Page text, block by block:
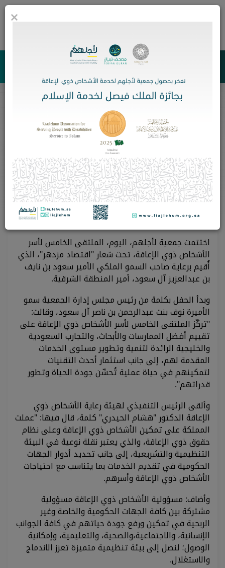
جمعية لأجلهم لخدمة الأشخاص ذوي الإعاقة
الأخبار و التقارير الإعلامية
برعاية أمير الشرقية.. "لأجلهم" تختتم الملتقى
الخامس لأسر الأشخاص ذوي الإعاقة
الرئيسية الأخبار و التقارير الإعلامية
برعاية أمير الشرقية.. "لأجلهم" تختتم
الملتقى الخامس لأسر الأشخاص ذوي الإعاقة
اختتمت جمعية لأجلهم، اليوم، الملتقى الخامس لأسر
الأشخاص ذوي الإعاقة، تحت شعار "اقتصاد مزدهر"، الذي
أُقيم برعاية صاحب السمو الملكي الأمير سعود بن نايف
بن عبدالعزيز آل سعود، أمير المنطقة الشرقية.
وبدأ الحفل بكلمة من رئيس مجلس إدارة الجمعية سمو
الأميرة نوف بنت عبدالرحمن بن ناصر آل سعود، وقالت:
"تركّز الملتقى الخامس لأسر الأشخاص ذوي الإعاقة على
تقييم أفضل الممارسات والأبحاث، والتجارب السعودية
والخليجية الرائدة لتنمية وتطوير مستوى الخدمات
المقدمة لهم، إلى جانب استثمار أحدث التقنيات
لتمكينهم في حياة عملية تُحسِّن جودة الحياة وتطور
قدراتهم".
وألقى الرئيس التنفيذي لهيئة رعاية الأشخاص ذوي
الإعاقة الدكتور "هشام الحيدري" كلمة، قال فيها: "عملت
المملكة على تمكين الأشخاص ذوي الإعاقة وعلى نظام
حقوق ذوي الإعاقة، والذي يعتبر نقلة نوعية في البيئة
التنظيمية والتشريعية، إلى جانب تحديد أدوار الجهات
الحكومية في تقديم الخدمات بما يتناسب مع احتياجات
الأشخاص ذوي الإعاقة وأسرهم.
وأضاف: مسؤولية الأشخاص ذوي الإعاقة مسؤولية
مشتركة بين كافة الجهات الحكومية والخاصة وغير
الربحية في تمكين ورفع جودة حياتهم في كافة الجوانب
الإنسانية، والاجتماعية،والصحية، والتعليمية، وإمكانية
الوصول؛ لنصل إلى بيئة تنظيمية متميزة تعزز الاندماج
والاستغلال.
×